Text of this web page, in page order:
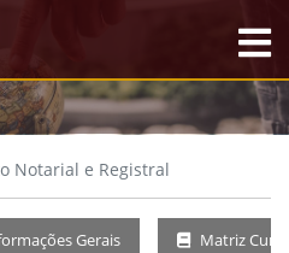
Notarial e Registral
Gerais Matriz